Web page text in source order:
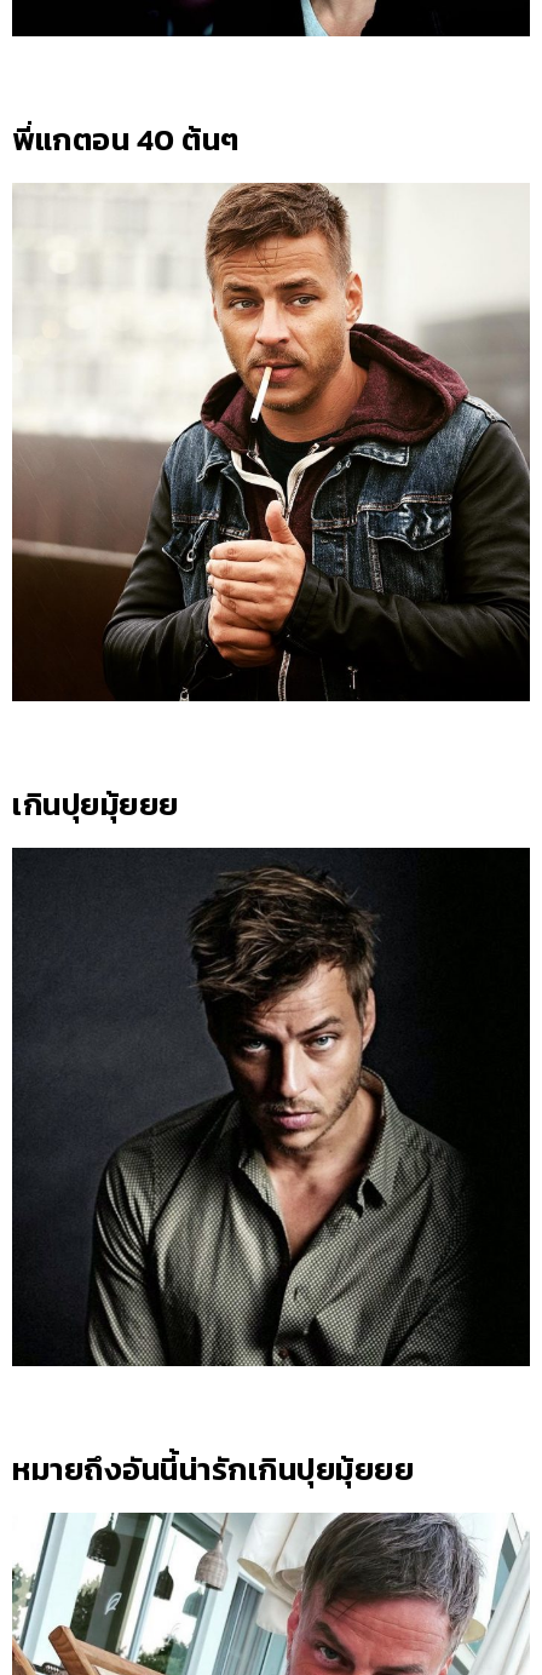
พี่แกตอน 40 ต้นๆ
เกินปุยมุ้ยยย
หมายถึงอันนี้น่ารักเกินปุยมุ้ยยย